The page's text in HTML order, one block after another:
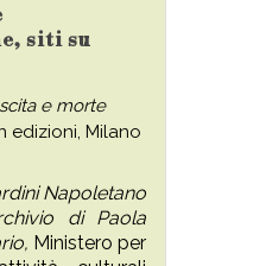
siti su
e morte
edizioni, Milano
Napoletano
di Paola
Ministero per